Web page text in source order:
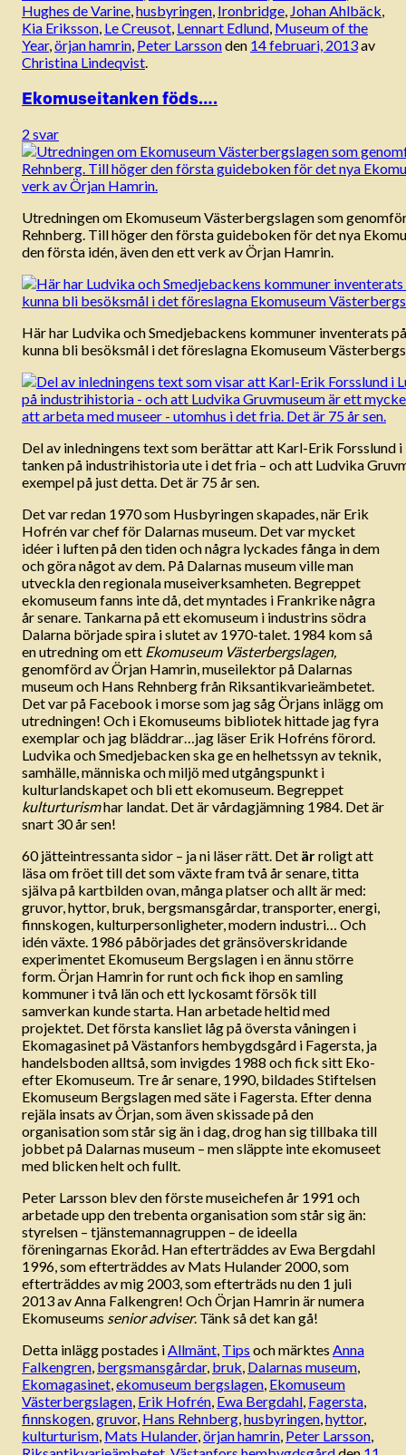
Hughes de Varine,husbyringen, Ironbridge, Johan Ahlbäck,
Kia Eriksson, Le Creusot, Lennart Edlund, Museum of the
Year,örjan hamrin, Peter Larssonden 14 februari, 2013av
Christina Lindeqvist.
Ekomuseitanken föds….
2 svar
Utredningen om Ekomuseum Västerbergslagen som
Rehnberg. Till höger den första guideboken för det nya
den första idén, även den ett verk av Örjan Hamrin.
Här har Ludvika och Smedjebackens kommuner inventerats
kunna bli besöksmål i det föreslagna Ekomuseum
Del av inledningens text som berättar att Karl-Erik Forsslund
tanken på industrihistoria ute i det fria – och att Ludvika
exempel på just detta. Det är 75 år sen.
Det var redan 1970 som Husbyringen skapades, när Erik
Hofrén var chef för Dalarnas museum. Det var mycket
idéer i luften på den tiden och några lyckades fånga in dem
och göra något av dem. På Dalarnas museum ville man
utveckla den regionala museiverksamheten. Begreppet
ekomuseum fanns inte då, det myntades i Frankrike några
år senare. Tankarna på ett ekomuseum i industrins södra
Dalarna började spira i slutet av 1970-talet. 1984 kom så
en utredning om ett Ekomuseum Västerbergslagen,
genomförd av Örjan Hamrin, museilektor på Dalarnas
museum och Hans Rehnberg från Riksantikvarieämbetet.
Det var på Facebook i morse som jag såg Örjans inlägg om
utredningen! Och i Ekomuseums bibliotek hittade jag fyra
exemplar och jag bläddrar…jag läser Erik Hofréns förord.
Ludvika och Smedjebacken ska ge en helhetssyn av teknik,
samhälle, människa och miljö med utgångspunkt i
kulturlandskapet och bli ett ekomuseum. Begreppet
kulturturismhar landat. Det är vårdagjämning 1984. Det är
snart 30 år sen!
60 jätteintressanta sidor – ja ni läser rätt. Det ärroligt att
läsa om fröet till det som växte fram två år senare, titta
själva på kartbilden ovan, många platser och allt är med:
gruvor, hyttor, bruk, bergsmansgårdar, transporter, energi,
finnskogen, kulturpersonligheter, modern industri… Och
idén växte. 1986 påbörjades det gränsöverskridande
experimentet Ekomuseum Bergslagen i en ännu större
form. Örjan Hamrin for runt och fick ihop en samling
kommuner i två län och ett lyckosamt försök till
samverkan kunde starta. Han arbetade heltid med
projektet. Det första kansliet låg på översta våningen i
Ekomagasinet på Västanfors hembygdsgård i Fagersta, ja
handelsboden alltså, som invigdes 1988 och fick sitt Eko-
efter Ekomuseum. Tre år senare, 1990, bildades Stiftelsen
Ekomuseum Bergslagen med säte i Fagersta. Efter denna
rejäla insats av Örjan, som även skissade på den
organisation som står sig än i dag, drog han sig tillbaka till
jobbet på Dalarnas museum – men släppte inte ekomuseet
med blicken helt och fullt.
Peter Larsson blev den förste museichefen år 1991 och
arbetade upp den trebenta organisation som står sig än:
styrelsen – tjänstemannagruppen – de ideella
föreningarnas Ekoråd. Han efterträddes av Ewa Bergdahl
1996, som efterträddes av Mats Hulander 2000, som
efterträddes av mig 2003, som efterträds nu den 1 juli
2013 av Anna Falkengren! Och Örjan Hamrin är numera
Ekomuseums senior adviser. Tänk så det kan gå!
Detta inlägg postades iAllmänt, Tips och märktes Anna
Falkengren, bergsmansgårdar, bruk, Dalarnas museum,
Ekomagasinet,ekomuseum bergslagen, Ekomuseum
Västerbergslagen, Erik Hofrén, Ewa Bergdahl, Fagersta,
finnskogen,gruvor, Hans Rehnberg,husbyringen,hyttor,
kulturturism, Mats Hulander,örjan hamrin, Peter Larsson,